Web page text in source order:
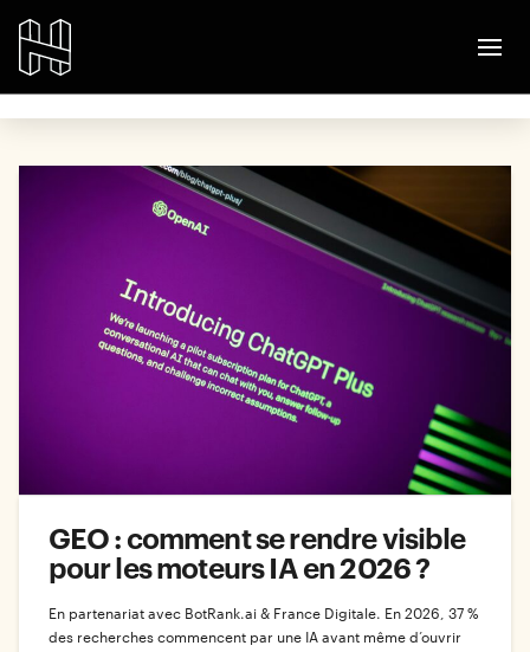
GEO : comment se rendre visible
pour les moteurs IA en 2026 ?
En partenariat avec BotRank.ai & France Digitale. En 2026, 37 %
des recherches commencent par une IA avant même d’ouvrir